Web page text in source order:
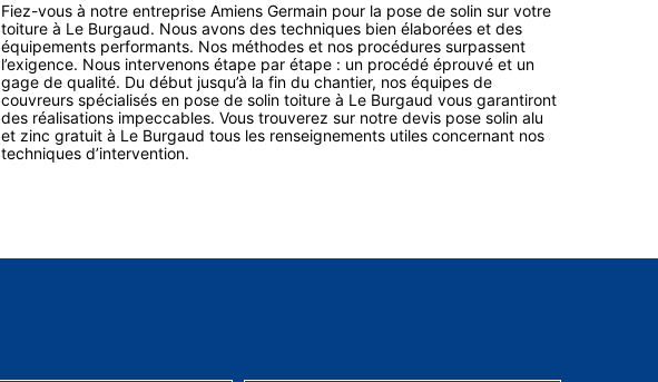
Fiez-vous à notre entreprise Amiens Germain pour la pose de solin sur votre
toiture à Le Burgaud. Nous avons des techniques bien élaborées et des
équipements performants. Nos méthodes et nos procédures surpassent
l’exigence. Nous intervenons étape par étape : un procédé éprouvé et un
gage de qualité. Du début jusqu’à la fin du chantier, nos équipes de
couvreurs spécialisés en pose de solin toiture à Le Burgaud vous garantiront
des réalisations impeccables. Vous trouverez sur notre devis pose solin alu
et zinc gratuit à Le Burgaud tous les renseignements utiles concernant nos
techniques d’intervention.